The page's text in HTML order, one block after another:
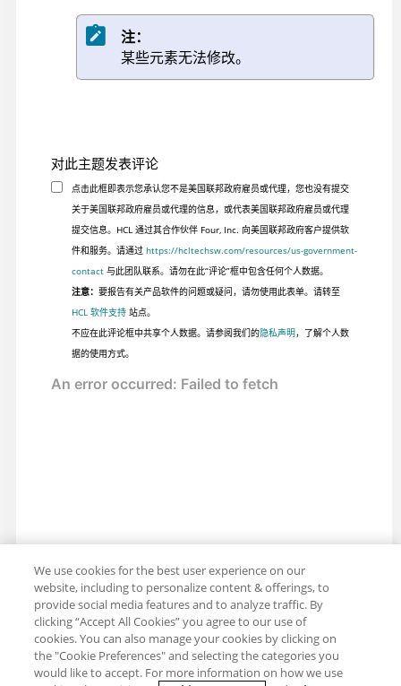
注：
某些元素无法修改。
对此主题发表评论
点击此框即表示您承认您不是美国联邦政府雇员或代理，您也没有提交
关于美国联邦政府雇员或代理的信息，或代表美国联邦政府雇员或代理
提交信息。HCL 通过其合作伙伴 Four, Inc. 向美国联邦政府客户提供软
件和服务。请通过 https://hcltechsw.com/resources/us-government-
contact与此团队联系。请勿在此“评论”框中包含任何个人数据。
注意： 要报告有关产品软件的问题或疑问，请勿使用此表单。请转至
HCL 软件支持站点。
不应在此评论框中共享个人数据。请参阅我们的隐私声明，了解个人数
据的使用方式。
We use cookies for the best user experience on our
website, including to personalize content & offerings, to
provide social media features and to analyze traffic. By
clicking “Accept All Cookies” you agree to our use of
cookies. You can also manage your cookies by clicking on
the "Cookie Preferences" and selecting the categories you
would like to accept. For more information on how we use